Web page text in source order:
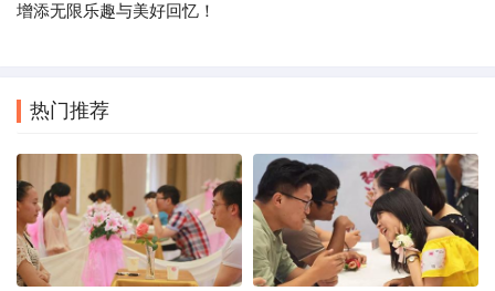
增添无限乐趣与美好回忆！
热门推荐